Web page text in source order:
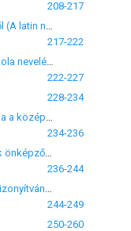
208-217
217-222
222-227
228-234
234-236
236-244
244-249
250-260